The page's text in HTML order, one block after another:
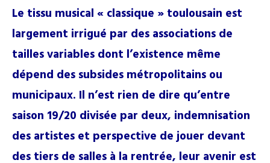
Le tissu musical « classique » toulousain est
largement irrigué par des associations de
tailles variables dont l’existence même
dépend des subsides métropolitains ou
municipaux. Il n’est rien de dire qu’entre
saison 19/20 divisée par deux, indemnisation
des artistes et perspective de jouer devant
des tiers de salles à la rentrée, leur avenir est